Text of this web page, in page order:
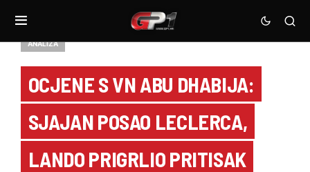
ANALIZA
OCJENE S VN ABU DHABIJA:
SJAJAN POSAO LECLERCA,
LANDO PRIGRLIO PRITISAK